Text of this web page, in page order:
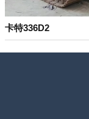
卡特336D2